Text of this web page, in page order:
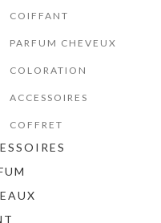
COIFFANT
PARFUM CHEVEUX
COLORATION
ACCESSOIRES
COFFRET